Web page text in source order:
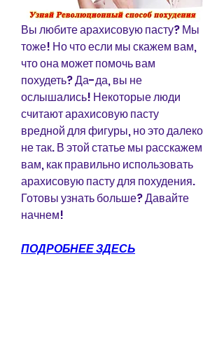
Вы любите арахисовую пасту? Мы
тоже! Но что если мы скажем вам,
что она может помочь вам
похудеть? Да-да, вы не
ослышались! Некоторые люди
считают арахисовую пасту
вредной для фигуры, но это далеко
не так. В этой статье мы расскажем
вам, как правильно использовать
арахисовую пасту для похудения.
Готовы узнать больше? Давайте
начнем!
ПОДРОБНЕЕ ЗДЕСЬ